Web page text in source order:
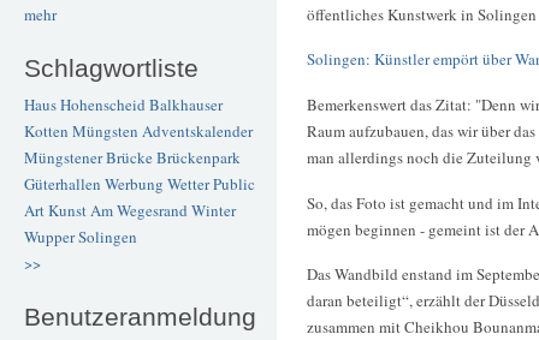
mehr
Schlagwortliste
Haus Hohenscheid Balkhauser
Kotten Müngsten Adventskalender
Müngstener BrückeBrückenpark
Güterhallen Werbung WetterPublic
ArtKunstAm Wegesrand Winter
WupperSolingen
>>
Benutzeranmeldung
öffentliches Kunstwerk in
Solingen: Künstler empört über
Bemerkenswert das Zitat: "Denn
Raum aufzubauen, das wir über
man allerdings noch die Zuteilung
So, das Foto ist gemacht und im
mögen beginnen - gemeint ist der
Das Wandbild enstand im
daran beteiligt“, erzählt der
zusammen mit Cheikhou